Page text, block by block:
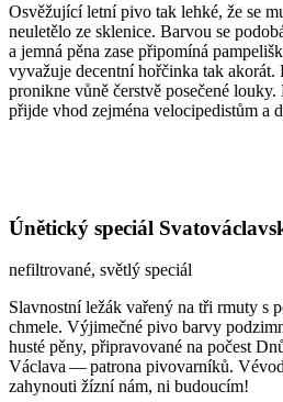
Osvěžující letní pivo tak lehké, že se
neuletělo ze sklenice. Barvou se
a jemná pěna zase připomíná
vyvažuje decentní hořčinka tak akorát.
pronikne vůně čerstvě posečené
přijde vhod zejména velocipedistům a
Únětický speciál
nefiltrované, světlý speciál
Slavnostní ležák vařený na tři rmuty s
chmele. Výjimečné pivo barvy
husté pěny, připravované na počest
Václava — patrona pivovarníků.
zahynouti žízní nám, ni budoucím!